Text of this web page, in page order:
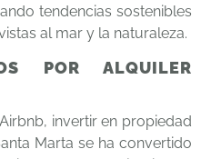
tendencias sostenibles
al mar y la naturaleza.
POR ALQUILER
invertir en propiedad
Marta se ha convertido